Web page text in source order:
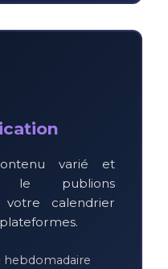
varié et
le publions
votre calendrier
hebdomadaire